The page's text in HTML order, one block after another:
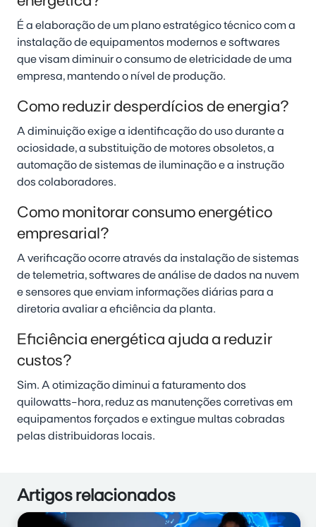
É a elaboração de um plano estratégico técnico com a
instalação de equipamentos modernos e softwares
que visam diminuir o consumo de eletricidade de uma
empresa, mantendo o nível de produção.
Como reduzir desperdícios de energia?
A diminuição exige a identificação do uso durante a
ociosidade, a substituição de motores obsoletos, a
automação de sistemas de iluminação e a instrução
dos colaboradores.
Como monitorar consumo energético
empresarial?
A verificação ocorre através da instalação de sistemas
de telemetria, softwares de análise de dados na nuvem
e sensores que enviam informações diárias para a
diretoria avaliar a eficiência da planta.
Eficiência energética ajuda a reduzir
custos?
Sim. A otimização diminui a faturamento dos
quilowatts-hora, reduz as manutenções corretivas em
equipamentos forçados e extingue multas cobradas
pelas distribuidoras locais.
Artigos relacionados